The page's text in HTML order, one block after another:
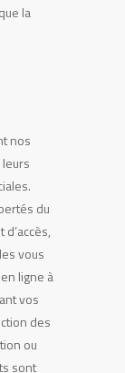
la
nos
du
vous
ligne à
vos
des
ou
sont